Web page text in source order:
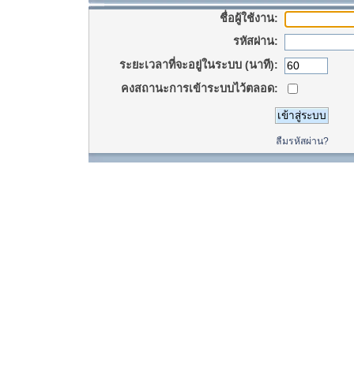
ชื่อผู้ใช้งาน:
รหัสผ่าน:
ระยะเวลาที่จะอยู่ในระบบ (นาที):
คงสถานะการเข้าระบบไว้ตลอด:
ลืมรหัสผ่าน?